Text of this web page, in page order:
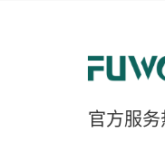
官方服务